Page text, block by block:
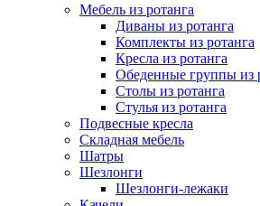
Мебель из ротанга
Диваны из ротанга
Комплекты из ротанга
Кресла из ротанга
Обеденные группы из
Столы из ротанга
Стулья из ротанга
Подвесные кресла
Складная мебель
Шатры
Шезлонги
Шезлонги-лежаки